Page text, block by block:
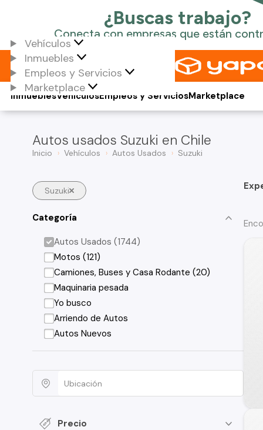
Vehículos
Inmuebles
Empleos y Servicios
Marketplace
Vehículos
Inmuebles Empleos y ServiciosMarketplace
Autos usados Suzuki en Chile
Inicio Vehículos Autos Usados Suzuki
Suzuki
Categoría
Autos Usados (1744)
Motos (121)
Camiones, Buses y Casa Rodante (20)
Maquinaria pesada
Yo busco
Arriendo de Autos
Autos Nuevos
Precio